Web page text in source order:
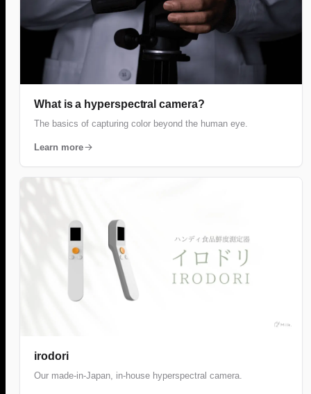
What is a hyperspectral camera?
The basics of capturing color beyond the human eye.
Learn more
irodori
Our made-in-Japan, in-house hyperspectral camera.